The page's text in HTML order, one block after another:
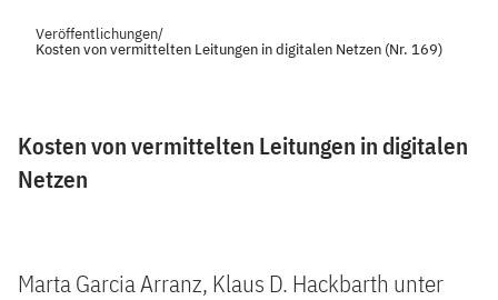
Veröffentlichungen/
Kosten von vermittelten Leitungen in digitalen Netzen (Nr. 169)
Kosten von vermittelten Leitungen in digitalen
Netzen
Marta Garcia Arranz, Klaus D. Hackbarth unter